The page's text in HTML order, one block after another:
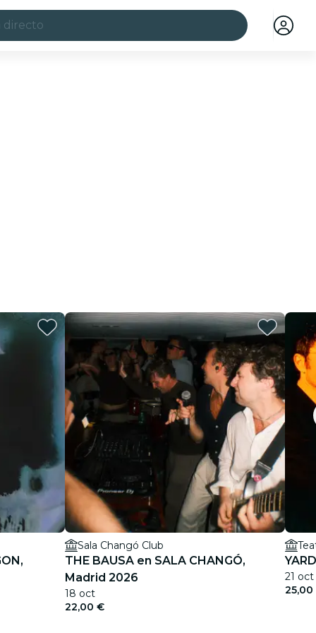
directo
Sala Changó Club
THE BAUSA en SALA CHANGÓ,
Madrid 2026
18 oct
22,00 €
21 oct